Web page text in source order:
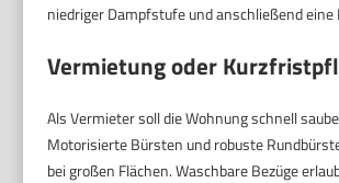
niedriger Dampfstufe und anschließend eine
Vermietung oder
Als Vermieter soll die Wohnung schnell
Motorisierte Bürsten und robuste
bei großen Flächen. Waschbare Bezüge